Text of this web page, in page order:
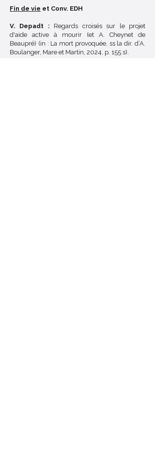
Fin de vie et Conv. EDH
V. Depadt : Regards croisés sur le projet
d'aide active à mourir (et A. Cheynet de
Beaupré) (in : La mort provoquée, ss la dir. d’A.
Boulanger, Mare et Martin, 2024, p. 155 s).